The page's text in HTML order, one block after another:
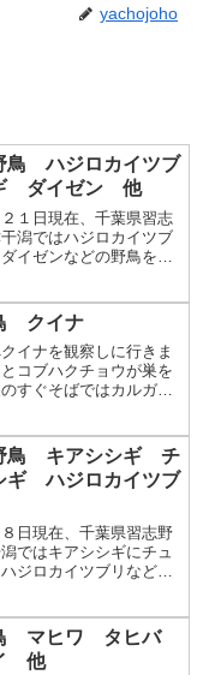
yachojoho
鳥 ハジロカイツブ
ダイゼン 他
１日現在、千葉県習志
潟ではハジロカイツブ
イゼンなどの野鳥を観
クイナ
イナを観察しに行きま
コブハクチョウが巣を
すぐそばではカルガモ
た。相変わらず遭遇率
ロカモメ...
鳥 キアシシギ チ
ギ ハジロカイツブ
日現在、千葉県習志野
ではキアシシギにチュ
ジロカイツブリなどの
マヒワ タヒバ
他